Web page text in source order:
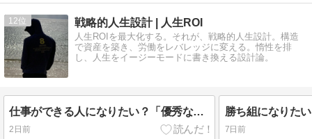
12 戦略的人生設計 | 人生ROI
人生ROIを最大化する。それが、戦略的人生設計。構造
で資産を築き、労働をレバレッジに変える。惰性を排
し、人生をイージーモードに書き換える設計論。
仕事ができる人になりたい？「優秀な人」とはどんな人を言うのか
2日前 7日前